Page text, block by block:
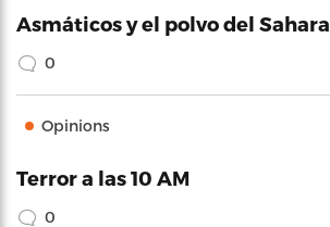
Asmáticos y el polvo del Sahara
0
Opinions
Terror a las 10 AM
0